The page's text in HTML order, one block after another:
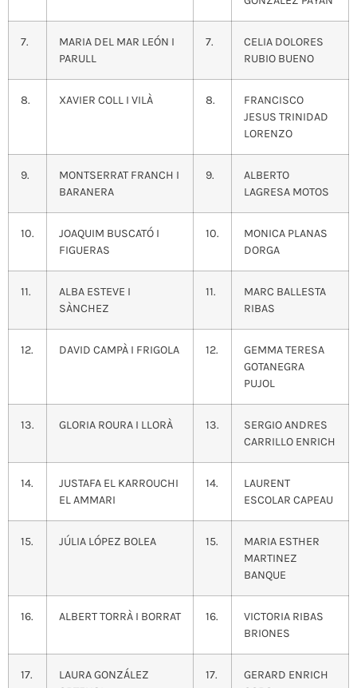
7.
MARIA DEL MAR LEÓN I
PARULL
7.
CELIA DOLORES
RUBIO BUENO
8. XAVIER COLL I VILÀ 8.
FRANCISCO
JESUS TRINIDAD
LORENZO
9.
MONTSERRAT FRANCH I
BARANERA
9.
ALBERTO
LAGRESA MOTOS
10.
JOAQUIM BUSCATÓ I
FIGUERAS
10.
MONICA PLANAS
DORGA
11.
ALBA ESTEVE I
SÀNCHEZ
11.
MARC BALLESTA
RIBAS
12. DAVID CAMPÀ I FRIGOLA 12.
GEMMA TERESA
GOTANEGRA
PUJOL
13. GLORIA ROURA I LLORÀ 13.
SERGIO ANDRES
CARRILLO ENRICH
14.
JUSTAFA EL KARROUCHI
EL AMMARI
14.
LAURENT
ESCOLAR CAPEAU
15. JÚLIA LÓPEZ BOLEA 15.
MARIA ESTHER
MARTINEZ
BANQUE
16. ALBERT TORRÀ I BORRAT 16.
VICTORIA RIBAS
BRIONES
17.
LAURA GONZÁLEZ
17.
GERARD ENRICH